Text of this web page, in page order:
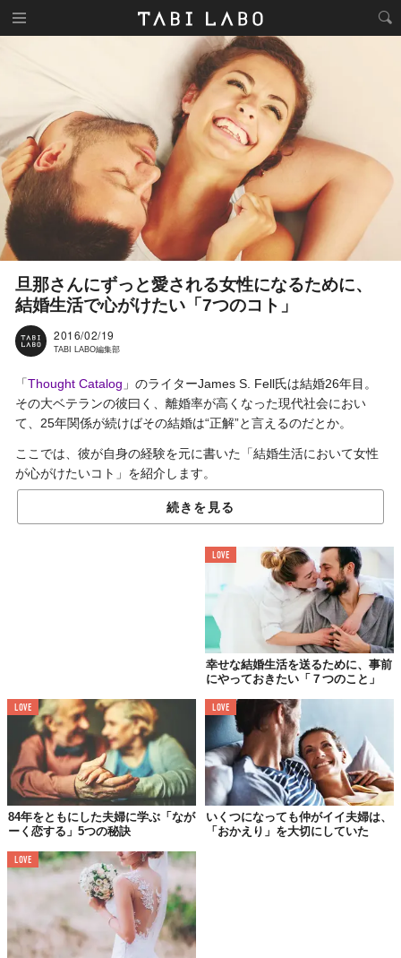
旦那さんにずっと愛される女性になるために、
結婚生活で心がけたい「7つのコト」
2016/02/19
TABI LABO編集部
「Thought Catalog 」のライターJames S. Fell氏は結婚26年目。
その大ベテランの彼曰く、離婚率が高くなった現代社会におい
て、25年関係が続けばその結婚は“正解”と言えるのだとか。
ここでは、彼が自身の経験を元に書いた「結婚生活において女性
が心がけたいコト」を紹介します。
たとえお世辞だったとしても
外見を褒めてあげる
女性は褒められるとキレイになる、とよく言いますが、それは男
性も同じ。「その洋服、似合ってるね」「今日もカッコいいね」
など、褒めれば褒めるほど“いい男”へと進化していくことでしょ
う。 ジムに通ったり、食生活に気をつけるなど、生活習慣も改善
されるかも！？
続きを見る
LOVE
幸せな結婚生活を送るために、事前
にやっておきたい「７つのこと」
LOVE
84年をともにした夫婦に学ぶ「なが
ーく恋する」5つの秘訣
LOVE
いくつになっても仲がイイ夫婦は、
「おかえり」を大切にしていた
LOVE